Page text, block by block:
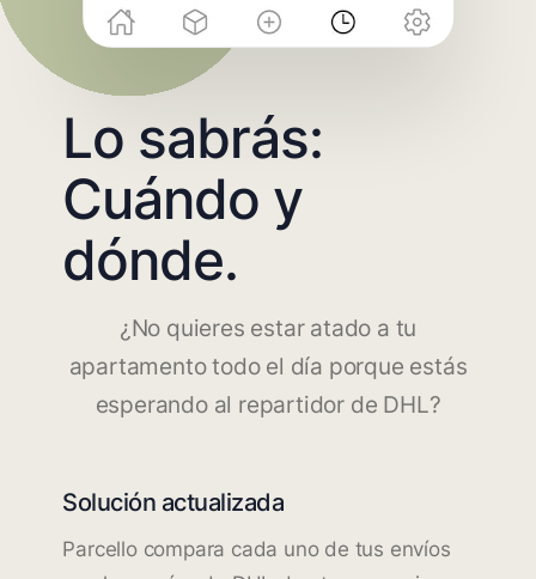
Lo sabrás:
Cuándo y
dónde.
¿No quieres estar atado a tu
apartamento todo el día porque estás
esperando al repartidor de DHL?
Solución actualizada
Parcello compara cada uno de tus envíos